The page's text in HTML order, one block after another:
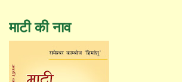
माटी की नाव